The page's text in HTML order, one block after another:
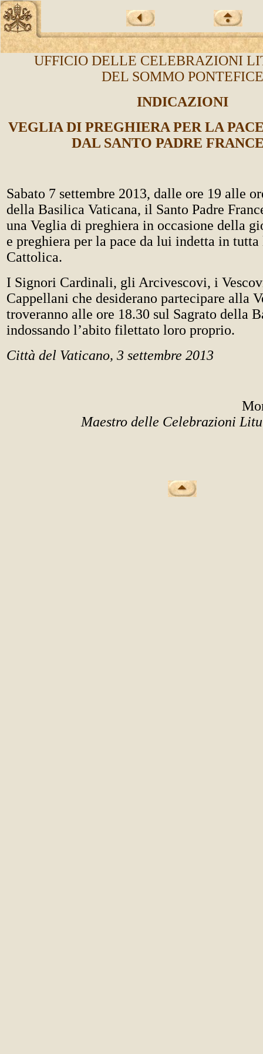
UFFICIO DELLE CELEBRAZIONI
DEL SOMMO PONTEFICE
INDICAZIONI
VEGLIA DI PREGHIERA PER LA
DAL SANTO PADRE
Sabato 7 settembre 2013, dalle ore 19 alle
della Basilica Vaticana, il Santo Padre
una Veglia di preghiera in occasione della
e preghiera per la pace da lui indetta in tutta
Cattolica.
I Signori Cardinali, gli Arcivescovi, i
Cappellani che desiderano partecipare alla
troveranno alle ore 18.30 sul Sagrato della
indossando l’abito filettato loro proprio.
Città del Vaticano, 3 settembre 2013
Maestro delle Celebrazioni